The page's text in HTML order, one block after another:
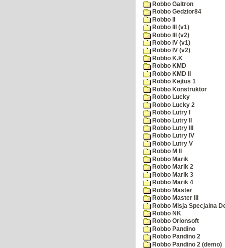
Robbo Galtron
Robbo Gedzior84
Robbo II
Robbo III (v1)
Robbo III (v2)
Robbo IV (v1)
Robbo IV (v2)
Robbo K.K
Robbo KMD
Robbo KMD II
Robbo Kejtus 1
Robbo Konstruktor
Robbo Lucky
Robbo Lucky 2
Robbo Lutry I
Robbo Lutry II
Robbo Lutry III
Robbo Lutry IV
Robbo Lutry V
Robbo M II
Robbo Marik
Robbo Marik 2
Robbo Marik 3
Robbo Marik 4
Robbo Master
Robbo Master III
Robbo Misja Specjalna
Robbo NK
Robbo Orionsoft
Robbo Pandino
Robbo Pandino 2
Robbo Pandino 2 (demo)